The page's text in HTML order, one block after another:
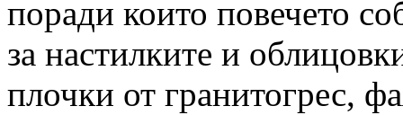
поради които повечето
за настилките и
плочки от гранитогрес,